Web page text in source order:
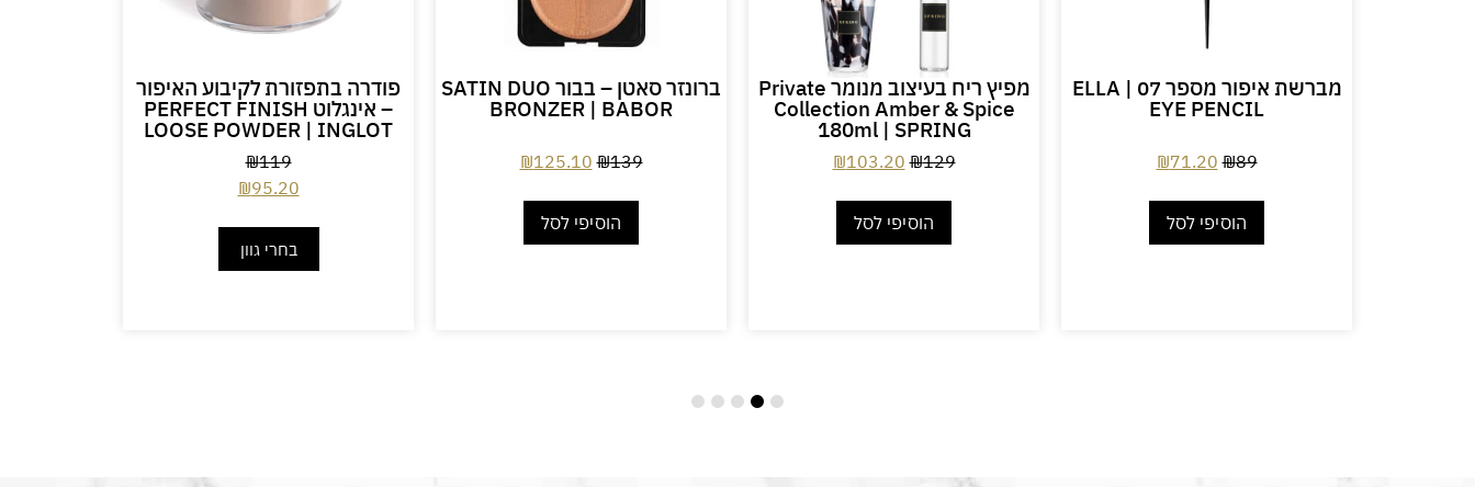
מברשת איפור מספר 07 ELLA |
EYE PENCIL
₪89
₪71.20
הוסיפי לסל
מפיץ ריח בעיצוב מנומר Private
Collection Amber & Spice
180ml | SPRING
₪129
₪103.20
הוסיפי לסל
ברונזר סאטן – בבור SATIN DUO
BRONZER | BABOR
₪139
₪125.10
הוסיפי לסל
פודרה בתפזורת לקיבוע האיפור
– אינגלוט PERFECT FINISH
LOOSE POWDER | INGLOT
₪119
₪95.20
בחרי גוון